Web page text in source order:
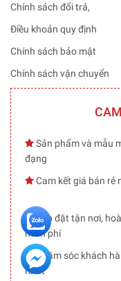
Chính sách đổi trả,
Điều khoản quy định
Chính sách bảo mật
Chính sách vận chuyển
Sản phẩm và mẫu
đạng
Cam kết giá bán rẻ
Lắp đặt tận nơi,
miễn phí
Chăm sóc khách
nhất